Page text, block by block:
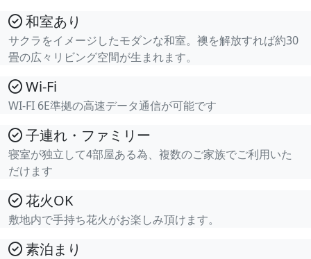
和室あり
サクラをイメージしたモダンな和室。襖を解放すれば約30
畳の広々リビング空間が生まれます。
Wi-Fi
WI-FI 6E準拠の高速データ通信が可能です
子連れ・ファミリー
寝室が独立して4部屋ある為、複数のご家族でご利用いた
だけます
花火OK
敷地内で手持ち花火がお楽しみ頂けます。
素泊まり